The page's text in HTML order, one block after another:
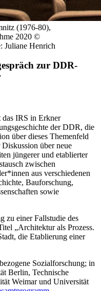
(1976-80),
2020 ©
Juliane Henrich
zur DDR-
das IRS in Erkner
der DDR, die
über dieses Themenfeld
über neue
jüngerer und etablierter
zwischen
aus verschiedenen
Bauforschung,
sowie
zu einer Fallstudie des
„Architektur als Prozess.
die Etablierung einer
Sozialforschung; in
Berlin, Technische
Weimar und Universität